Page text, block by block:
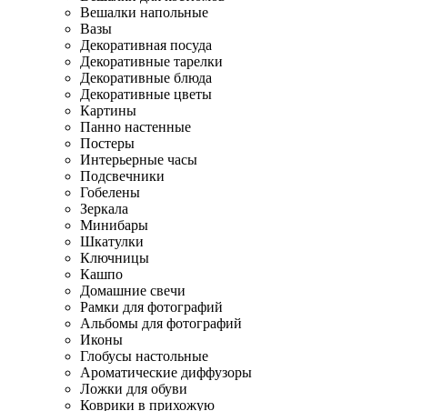
Вешалки напольные
Вазы
Декоративная посуда
Декоративные тарелки
Декоративные блюда
Декоративные цветы
Картины
Панно настенные
Постеры
Интерьерные часы
Подсвечники
Гобелены
Зеркала
Минибары
Шкатулки
Ключницы
Кашпо
Домашние свечи
Рамки для фотографий
Альбомы для фотографий
Иконы
Глобусы настольные
Ароматические диффузоры
Ложки для обуви
Коврики в прихожую